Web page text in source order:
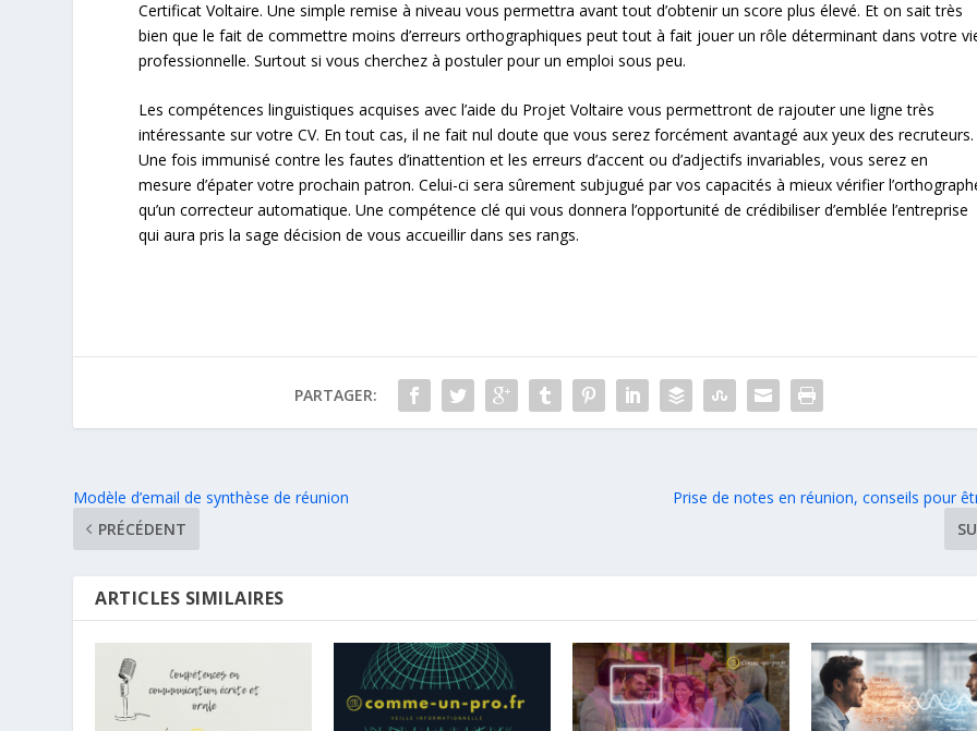
Certificat Voltaire. Une simple remise à niveau vous permettra avant tout d’obtenir un score plus élevé. Et on sait très
bien que le fait de commettre moins d’erreurs orthographiques peut tout à fait jouer un rôle déterminant dans votre
professionnelle. Surtout si vous cherchez à postuler pour un emploi sous peu.
Les compétences linguistiques acquises avec l’aide du Projet Voltaire vous permettront de rajouter une ligne très
intéressante sur votre CV. En tout cas, il ne fait nul doute que vous serez forcément avantagé aux yeux des recruteurs.
Une fois immunisé contre les fautes d’inattention et les erreurs d’accent ou d’adjectifs invariables, vous serez en
mesure d’épater votre prochain patron. Celui-ci sera sûrement subjugué par vos capacités à mieux vérifier
qu’un correcteur automatique. Une compétence clé qui vous donnera l’opportunité de crédibiliser d’emblée l’entreprise
qui aura pris la sage décision de vous accueillir dans ses rangs.
PARTAGER:
Modèle d’email de synthèse de réunion
PRÉCÉDENT
Prise de notes en réunion, conseils pour
ARTICLES SIMILAIRES